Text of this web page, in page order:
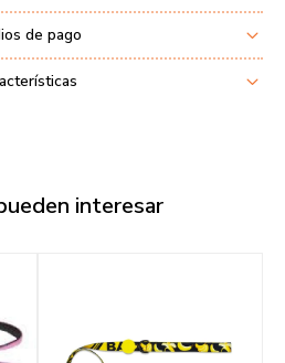
de pago
interesar